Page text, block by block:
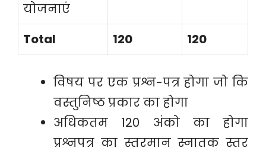
योजनाएं
Total 120 120
विषय पर एक प्रश्न-पत्र होगा जो कि
वस्तुनिष्ठ प्रकार का होगा
अधिकतम 120 अंको का होगा
प्रश्नपत्र का स्तरमान स्नातक स्तर